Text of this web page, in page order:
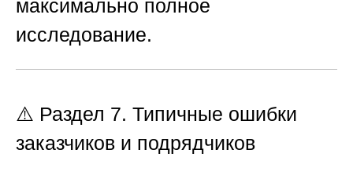
максимально полное
исследование.
⚠️ Раздел 7. Типичные ошибки
заказчиков и подрядчиков